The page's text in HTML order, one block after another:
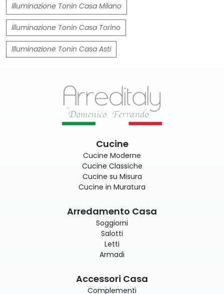
Illuminazione Tonin Casa Milano
Illuminazione Tonin Casa Torino
Illuminazione Tonin Casa Asti
Cucine
Cucine Moderne
Cucine Classiche
Cucine su Misura
Cucine in Muratura
Arredamento Casa
Soggiorni
Salotti
Letti
Armadi
Accessori Casa
Complementi